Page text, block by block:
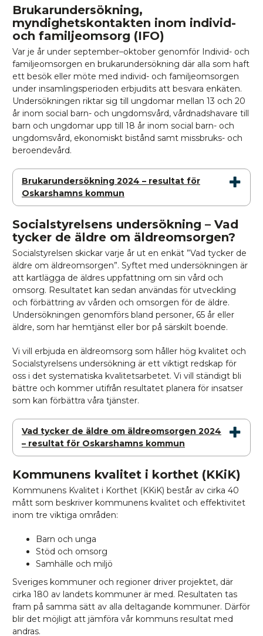
Brukarundersökning,
myndighetskontakten inom individ-
och familjeomsorg (IFO)
Var je år under september–oktober genomför Individ- och
familjeomsorgen en brukarundersökning där alla som haft
ett besök eller möte med individ- och familjeomsorgen
under insamlingsperioden erbjudits att besvara enkäten.
Undersökningen riktar sig till ungdomar mellan 13 och 20
år inom social barn- och ungdomsvård, vårdnadshavare till
barn och ungdomar upp till 18 år inom social barn- och
ungdomsvård, ekonomiskt bistånd samt missbruks- och
beroendevård.
Brukarundersökning 2024 – resultat för
Oskarshamns kommun
Socialstyrelsens undersökning – Vad
tycker de äldre om äldreomsorgen?
Socialstyrelsen skickar varje år ut en enkät ”Vad tycker de
äldre om äldreomsorgen”. Syftet med undersökningen är
att kartlägga de äldres uppfattning om sin vård och
omsorg. Resultatet kan sedan användas för utveckling
och förbättring av vården och omsorgen för de äldre.
Undersökningen genomförs bland personer, 65 år eller
äldre, som har hemtjänst eller bor på särskilt boende.
Vi vill erbjuda en äldreomsorg som håller hög kvalitet och
Socialstyrelsens undersökning är ett viktigt redskap för
oss i det systematiska kvalitetsarbetet. Vi vill ständigt bli
bättre och kommer utifrån resultatet planera för insatser
som kan förbättra våra tjänster.
Vad tycker de äldre om äldreomsorgen 2024
– resultat för Oskarshamns kommun
Kommunens kvalitet i korthet (KKiK)
Kommunens Kvalitet i Korthet (KKiK) består av cirka 40
mått som beskriver kommunens kvalitet och effektivitet
inom tre viktiga områden:
Barn och unga
Stöd och omsorg
Samhälle och miljö
Sveriges kommuner och regioner driver projektet, där
cirka 180 av landets kommuner är med. Resultaten tas
fram på samma sätt av alla deltagande kommuner. Därför
blir det möjligt att jämföra vår kommuns resultat med
andras.